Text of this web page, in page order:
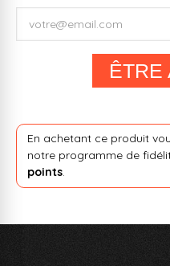
ÊTRE
En achetant ce produit
notre programme de
points.